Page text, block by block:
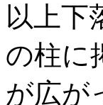
以上下
の柱に
が広が